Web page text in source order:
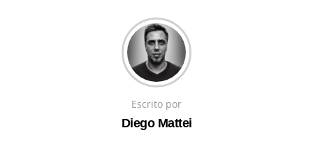
Escrito por
Diego Mattei